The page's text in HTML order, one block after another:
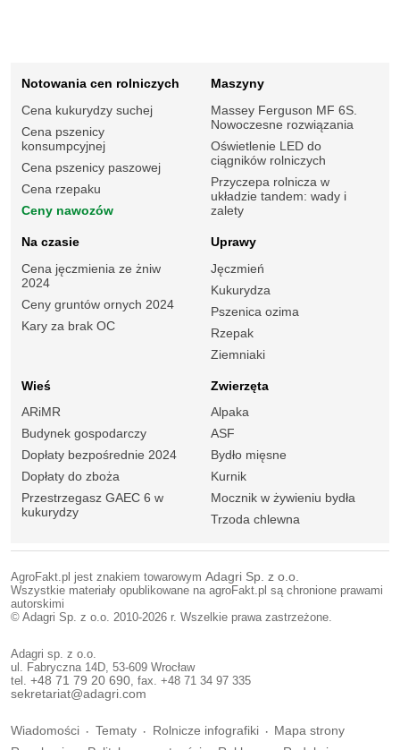
Notowania cen rolniczych
Cena kukurydzy suchej
Cena pszenicy
konsumpcyjnej
Cena pszenicy paszowej
Cena rzepaku
Ceny nawozów
Maszyny
Massey Ferguson MF 6S.
Nowoczesne rozwiązania
Oświetlenie LED do
ciągników rolniczych
Przyczepa rolnicza w
układzie tandem: wady i
zalety
Na czasie
Cena jęczmienia ze żniw
2024
Ceny gruntów ornych 2024
Kary za brak OC
Uprawy
Jęczmień
Kukurydza
Pszenica ozima
Rzepak
Ziemniaki
Wieś
ARiMR
Budynek gospodarczy
Dopłaty bezpośrednie 2024
Dopłaty do zboża
Przestrzegasz GAEC 6 w
kukurydzy
Zwierzęta
Alpaka
ASF
Bydło mięsne
Kurnik
Mocznik w żywieniu bydła
Trzoda chlewna
AgroFakt.pl jest znakiem towarowym Adagri Sp. z o.o.
Wszystkie materiały opublikowane na agroFakt.pl są chronione prawami
autorskimi
© Adagri Sp. z o.o. 2010-2026 r. Wszelkie prawa zastrzeżone.
Adagri sp. z o.o.
ul. Fabryczna 14D, 53-609 Wrocław
tel. +48 71 79 20 690 , fax. +48 71 34 97 335
sekretariat@adagri.com
Wiadomości Tematy Rolnicze infografiki
Mapa strony